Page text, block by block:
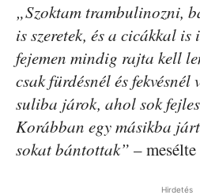
„Szoktam trambulinozni,
is szeretek, és a cicákkal
fejemen mindig rajta kell
csak fürdésnél és fekvésnél
suliba járok, ahol sok
Korábban egy másikba
sokat bántottak” –
Hirdetés